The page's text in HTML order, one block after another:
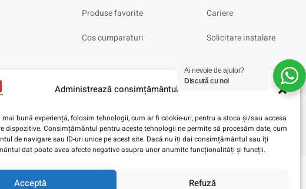
Administrează consimțământul
mai bună experiență, folosim tehnologii, cum ar fi cookie-uri, pentru a stoca și/sau accesa
dispozitive. Consimțământul pentru aceste tehnologii ne permite să procesăm date, cum
de navigare sau ID-uri unice pe acest site. Dacă nu îți dai consimțământul sau îți
dat poate avea afecte negative asupra unor anumite funcționalități și funcții.
Acceptă Refuză
Produse favorite
Cos cumparaturi
Cariere
Solicitare instalare
Ai nevoie de ajutor?
Discută cu noi